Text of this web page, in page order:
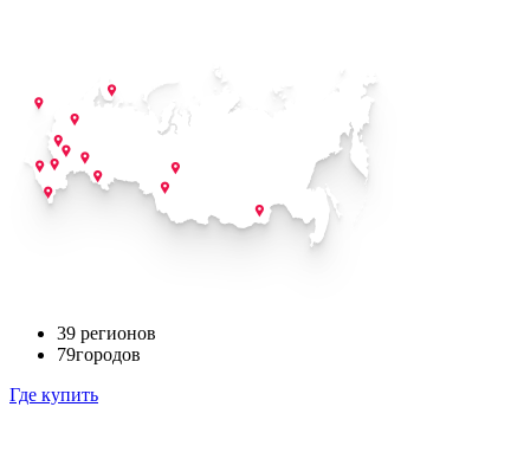
39 регионов
79городов
Где купить